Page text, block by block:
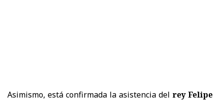
Asimismo, está confirmada la asistencia del rey Felipe